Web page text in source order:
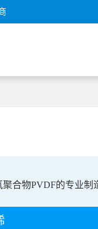
合物PVDF的专业制